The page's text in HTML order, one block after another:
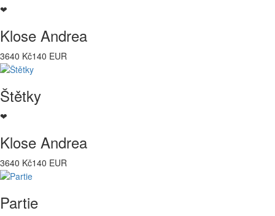
❤
Klose Andrea
3640 Kč140 EUR
Štětky
❤
Klose Andrea
3640 Kč140 EUR
Partie